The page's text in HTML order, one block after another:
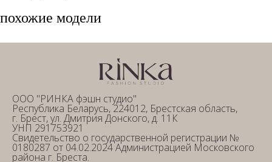
похожие модели
ООО "РИНКА фэшн студио"
Республика Беларусь, 224012, Брестская область,
г. Брест, ул. Дмитрия Донского, д. 11К
УНП 291753921
Свидетельство о государственной регистрации №
0180287 от 04.02.2024 Администрацией Московского
района г. Бреста.